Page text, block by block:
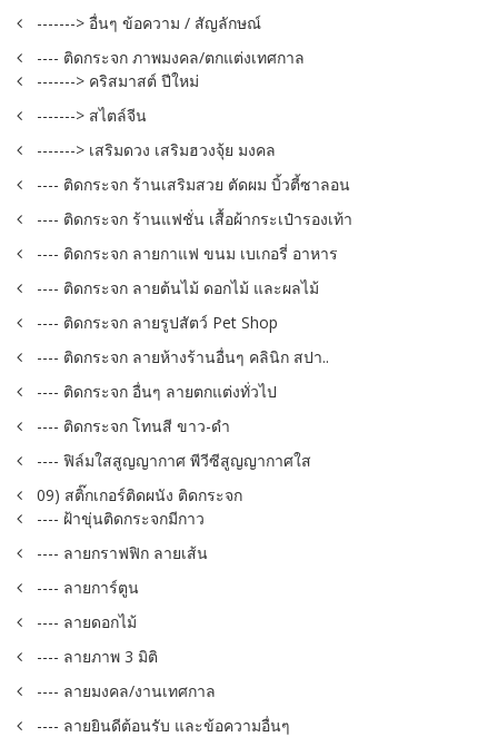
-------> อื่นๆ ข้อความ / สัญลักษณ์
---- ติดกระจก ภาพมงคล/ตกแต่งเทศกาล
-------> คริสมาสต์ ปีใหม่
-------> สไตล์จีน
-------> เสริมดวง เสริมฮวงจุ้ย มงคล
---- ติดกระจก ร้านเสริมสวย ตัดผม บิ้วตี้ซาลอน
---- ติดกระจก ร้านแฟชั่น เสื้อผ้ากระเป๋ารองเท้า
---- ติดกระจก ลายกาแฟ ขนม เบเกอรี่ อาหาร
---- ติดกระจก ลายต้นไม้ ดอกไม้ และผลไม้
---- ติดกระจก ลายรูปสัตว์ Pet Shop
---- ติดกระจก ลายห้างร้านอื่นๆ คลินิก สปา..
---- ติดกระจก อื่นๆ ลายตกแต่งทั่วไป
---- ติดกระจก โทนสี ขาว-ดำ
---- ฟิล์มใสสูญญากาศ พีวีซีสูญญากาศใส
09) สติ๊กเกอร์ติดผนัง ติดกระจก
---- ฝ้าขุ่นติดกระจกมีกาว
---- ลายกราฟฟิก ลายเส้น
---- ลายการ์ตูน
---- ลายดอกไม้
---- ลายภาพ 3 มิติ
---- ลายมงคล/งานเทศกาล
---- ลายยินดีต้อนรับ และข้อความอื่นๆ